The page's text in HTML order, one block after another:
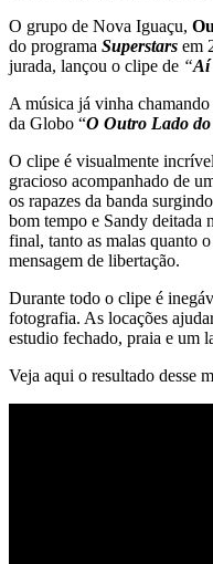
O grupo de Nova Iguaçu,
do programa Superstars em
jurada, lançou o clipe de “Aí
A música já vinha
da Globo “O Outro Lado
O clipe é visualmente
gracioso acompanhado de
os rapazes da banda
bom tempo e Sandy deitada
final, tanto as malas quanto
mensagem de libertação.
Durante todo o clipe é
fotografia. As locações
estudio fechado, praia e um
Veja aqui o resultado desse